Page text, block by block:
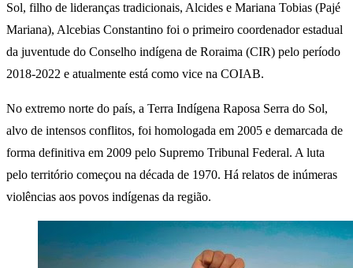
Sol, filho de lideranças tradicionais, Alcides e Mariana Tobias (Pajé
Mariana), Alcebias Constantino foi o primeiro coordenador estadual
da juventude do Conselho indígena de Roraima (CIR) pelo período
2018-2022 e atualmente está como vice na COIAB.
No extremo norte do país, a Terra Indígena Raposa Serra do Sol,
alvo de intensos conflitos, foi homologada em 2005 e demarcada de
forma definitiva em 2009 pelo Supremo Tribunal Federal. A luta
pelo território começou na década de 1970. Há relatos de inúmeras
violências aos povos indígenas da região.